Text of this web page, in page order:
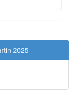
2025